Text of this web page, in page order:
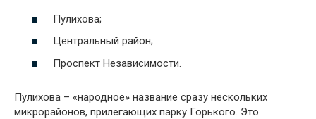
Пулихова;
Центральный район;
Проспект Независимости.
Пулихова – «народное» название сразу нескольких
микрорайонов, прилегающих парку Горького. Это